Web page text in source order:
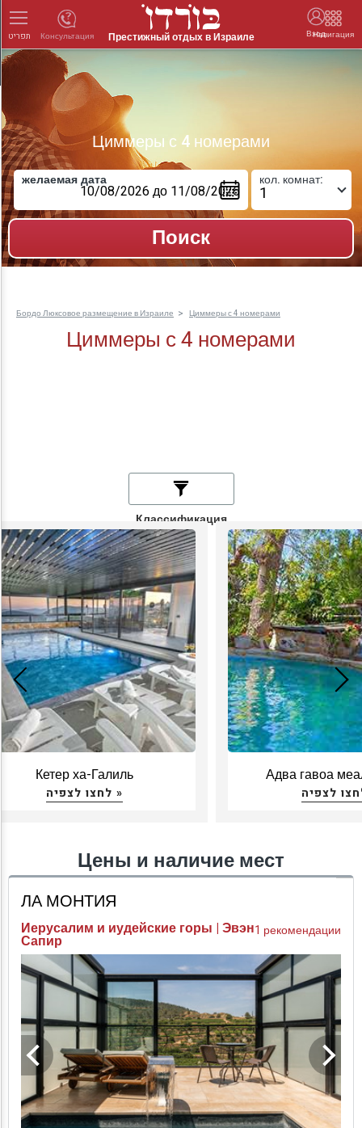
תפריט Престижный отдых в Израиле Вход
Навигация
Консультация
Циммеры с 4 номерами
желаемая дата кол. комнат:
Бордо Люксовое размещение в Израиле Циммеры с 4 номерами
Циммеры с 4 номерами
Классификация
Кетер ха-Галиль
לחצו לצפיה »
Адва гавоа
Цены и наличие мест
ЛА МОНТИЯ
Иерусалим и иудейские горы | Эвэн
Сапир
1 рекомендации